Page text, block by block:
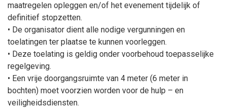
maatregelen opleggen en/of het evenement tijdelijk of
definitief stopzetten.
• De organisator dient alle nodige vergunningen en
toelatingen ter plaatse te kunnen voorleggen.
• Deze toelating is geldig onder voorbehoud toepasselijke
regelgeving.
• Een vrije doorgangsruimte van 4 meter (6 meter in
bochten) moet voorzien worden voor de hulp – en
veiligheidsdiensten.